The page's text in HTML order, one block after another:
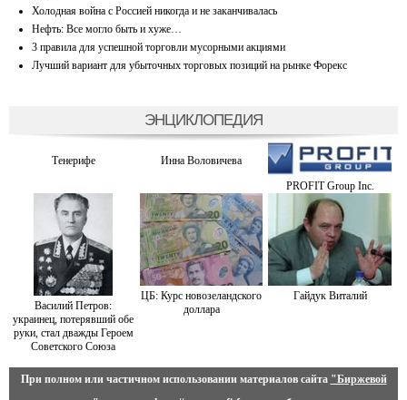
Холодная война с Россией никогда и не заканчивалась
Нефть: Все могло быть и хуже…
3 правила для успешной торговли мусорными акциями
Лучший вариант для убыточных торговых позиций на рынке Форекс
ЭНЦИКЛОПЕДИЯ
Тенерифе
Инна Воловичева
PROFIT Group Inc.
Василий Петров:
украинец, потерявший обе
руки, стал дважды Героем
Советского Союза
ЦБ: Курс новозеландского
доллара
Гайдук Виталий
При полном или частичном использовании материалов сайта "Биржевой